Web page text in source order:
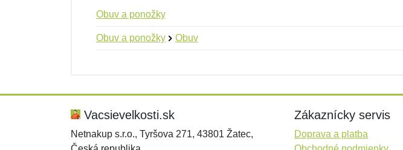
Obuv a ponožky
Obuv a ponožky Obuv
Vacsievelkosti.sk
Netnakup s.r.o., Tyršova 271, 43801 Žatec,
Zákaznícky servis
Doprava a platba